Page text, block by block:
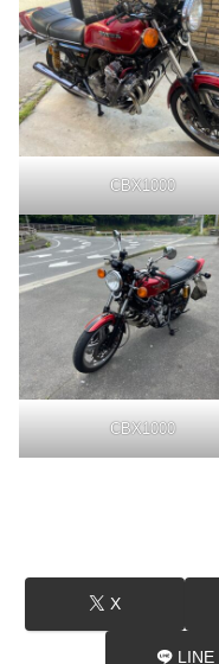
CBX1000
CBX1000
X
LINE